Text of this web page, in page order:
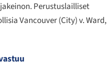
Perustuslailliset
Vancouver (City) v. Ward,